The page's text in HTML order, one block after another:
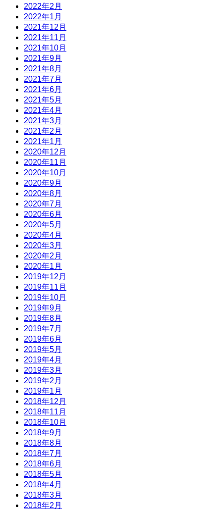
2022年2月
2022年1月
2021年12月
2021年11月
2021年10月
2021年9月
2021年8月
2021年7月
2021年6月
2021年5月
2021年4月
2021年3月
2021年2月
2021年1月
2020年12月
2020年11月
2020年10月
2020年9月
2020年8月
2020年7月
2020年6月
2020年5月
2020年4月
2020年3月
2020年2月
2020年1月
2019年12月
2019年11月
2019年10月
2019年9月
2019年8月
2019年7月
2019年6月
2019年5月
2019年4月
2019年3月
2019年2月
2019年1月
2018年12月
2018年11月
2018年10月
2018年9月
2018年8月
2018年7月
2018年6月
2018年5月
2018年4月
2018年3月
2018年2月